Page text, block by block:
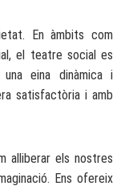
En àmbits com
el teatre social es
eina dinàmica i
satisfactòria i amb
alliberar els nostres
Ens ofereix